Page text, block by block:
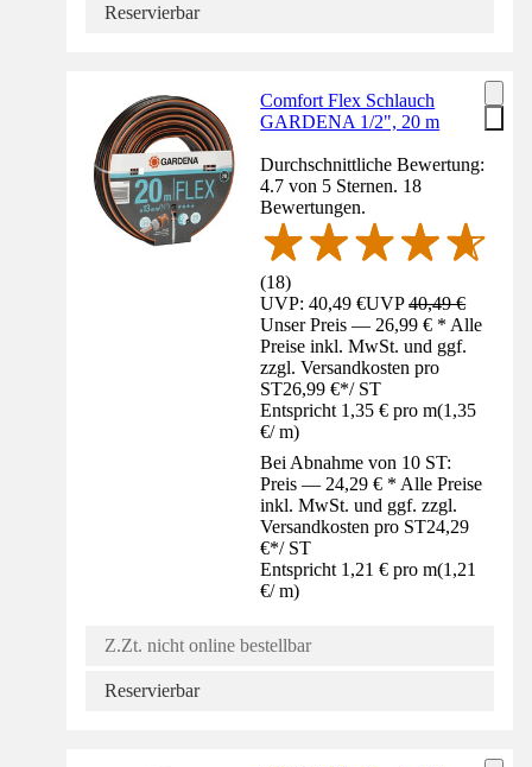
Reservierbar
Comfort Flex Schlauch
GARDENA 1/2", 20 m
Durchschnittliche Bewertung:
4.7 von 5 Sternen. 18
Bewertungen.
(18)
UVP: 40,49 €UVP40,49 €
Unser Preis — 26,99 € * Alle
Preise inkl. MwSt. und ggf.
zzgl. Versandkosten pro
ST26,99 €*/ ST
Entspricht 1,35 € pro m(1,35
€/ m)
Bei Abnahme von 10 ST:
Preis — 24,29 € * Alle Preise
inkl. MwSt. und ggf. zzgl.
Versandkosten pro ST24,29
€*/ ST
Entspricht 1,21 € pro m(1,21
€/ m)
Z.Zt. nicht online bestellbar
Reservierbar